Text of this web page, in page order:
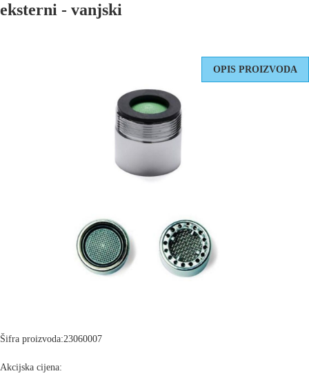
eksterni - vanjski
OPIS PROIZVODA
Šifra proizvoda:23060007
Akcijska cijena: